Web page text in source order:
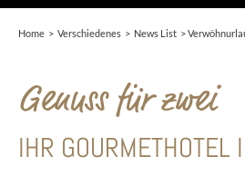
Home > Verschiedenes > News List >
Genuss für zwei
IHR GOURMETHOTEL